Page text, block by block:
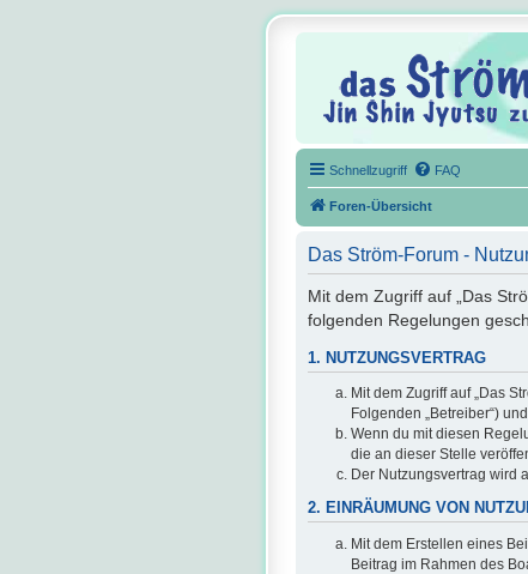
Schnellzugriff FAQ
Foren-Übersicht
Das Ström-Forum -
Mit dem Zugriff auf „Das
folgenden Regelungen
1. NUTZUNGSVERTRAG
Mit dem Zugriff auf „Das
Folgenden „Betreiber“)
Wenn du mit diesen
die an dieser Stelle
Der Nutzungsvertrag wird
2. EINRÄUMUNG VON
Mit dem Erstellen eines
Beitrag im Rahmen des